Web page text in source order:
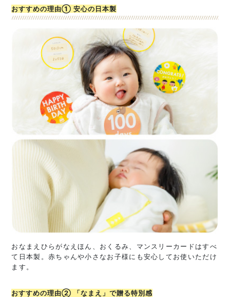
おすすめの理由① 安心の日本製
おなまえひらがなえほん、おくるみ、マンスリーカードはすべ
て日本製。赤ちゃんや小さなお子様にも安心してお使いただけ
ます。
おすすめの理由② 「なまえ」で贈る特別感